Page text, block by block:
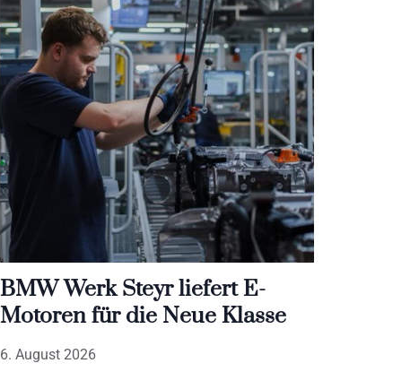
BMW Werk Steyr liefert E-
Motoren für die Neue Klasse
6. August 2026